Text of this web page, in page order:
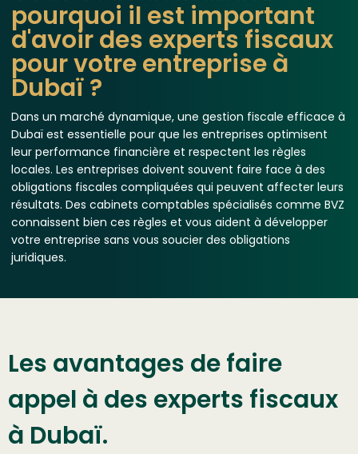
pourquoi il est important
d'avoir des experts fiscaux
pour votre entreprise à
Dubaï ?
Dans un marché dynamique, une gestion fiscale efficace à
Dubaï est essentielle pour que les entreprises optimisent
leur performance financière et respectent les règles
locales. Les entreprises doivent souvent faire face à des
obligations fiscales compliquées qui peuvent affecter leurs
résultats. Des cabinets comptables spécialisés comme BVZ
connaissent bien ces règles et vous aident à développer
votre entreprise sans vous soucier des obligations
juridiques.
Les avantages de faire
appel à des experts fiscaux
à Dubaï.